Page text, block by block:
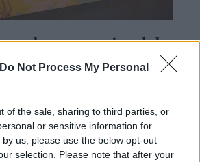
Do Not Process My Personal
of the sale, sharing to third parties, or
or sensitive information for
us, please use the below opt-out
selection. Please note that after your
el compromiso del
la infancia